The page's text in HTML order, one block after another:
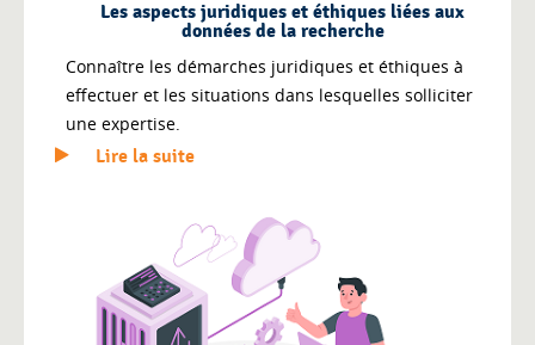
Les aspects juridiques et éthiques liées aux
données de la recherche
Connaître les démarches juridiques et éthiques à
effectuer et les situations dans lesquelles solliciter
une expertise.
Lire la suite